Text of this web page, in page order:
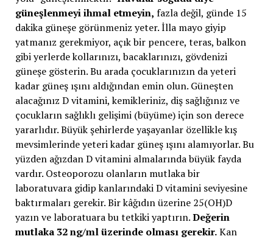
güneşlenmeyi ihmal etmeyin, fazla değil, günde 15
dakika güneşe görünmeniz yeter. İlla mayo giyip
yatmanız gerekmiyor, açık bir pencere, teras, balkon
gibi yerlerde kollarınızı, bacaklarınızı, gövdenizi
güneşe gösterin. Bu arada çocuklarınızın da yeteri
kadar güneş ışını aldığından emin olun. Güneşten
alacağınız D vitamini, kemikleriniz, diş sağlığınız ve
çocukların sağlıklı gelişimi (büyüme) için son derece
yararlıdır. Büyük şehirlerde yaşayanlar özellikle kış
mevsimlerinde yeteri kadar güneş ışını alamıyorlar. Bu
yüzden ağızdan D vitamini almalarında büyük fayda
vardır. Osteoporozu olanların mutlaka bir
laboratuvara gidip kanlarındaki D vitamini seviyesine
baktırmaları gerekir. Bir kâğıdın üzerine 25(OH)D
yazın ve laboratuara bu tetkiki yaptırın.Değerin
mutlaka 32 ng/ml üzerinde olması gerekir.Kan